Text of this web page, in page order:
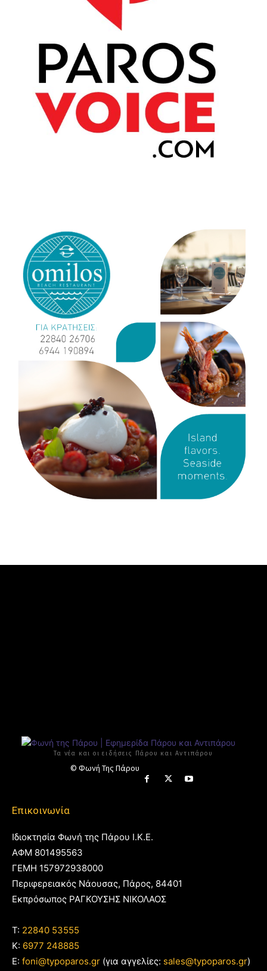
Τα νέα και οι ειδήσεις Πάρου και Αντιπάρου
© Φωνή Της Πάρου
Επικοινωνία
Ιδιοκτησία Φωνή της Πάρου Ι.Κ.Ε.
ΑΦΜ 801495563
ΓΕΜΗ 157972938000
Περιφερειακός Νάουσας, Πάρος, 84401
Εκπρόσωπος ΡΑΓΚΟΥΣΗΣ ΝΙΚΟΛΑΟΣ
T: 22840 53555
Κ: 6977 248885
E: foni@typoparos.gr (για αγγελίες: sales@typoparos.gr)